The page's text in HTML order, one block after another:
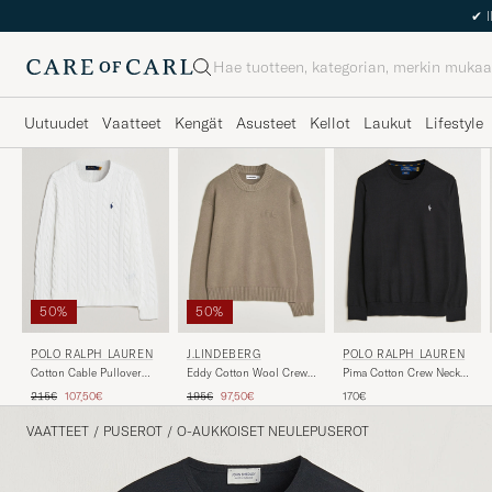
Haku
Uutuudet Vaatteet Kengät Asusteet Kellot Laukut Lifestyle
50%
POLO RALPH LAUREN
Cotton Cable Pullover
Tavallinen hinta
215€ Alennettu hinta
107,50€
50%
J.LINDEBERG
Eddy Cotton Wool Crew
Tavallinen hinta
195€ Alennettu hinta
97,50€
POLO RALPH LAUREN
Pima Cotton Crew Neck
170€
VAATTEET / PUSEROT / O-AUKKOISET NEULEPUSEROT